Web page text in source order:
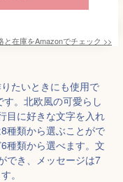
と在庫をAmazonでチェック >>
たいときにも使用で
。北欧風の可愛らし
目に好きな文字を入れ
種類から選ぶことがで
種類から選べます。文
でき、メッセージは7
。